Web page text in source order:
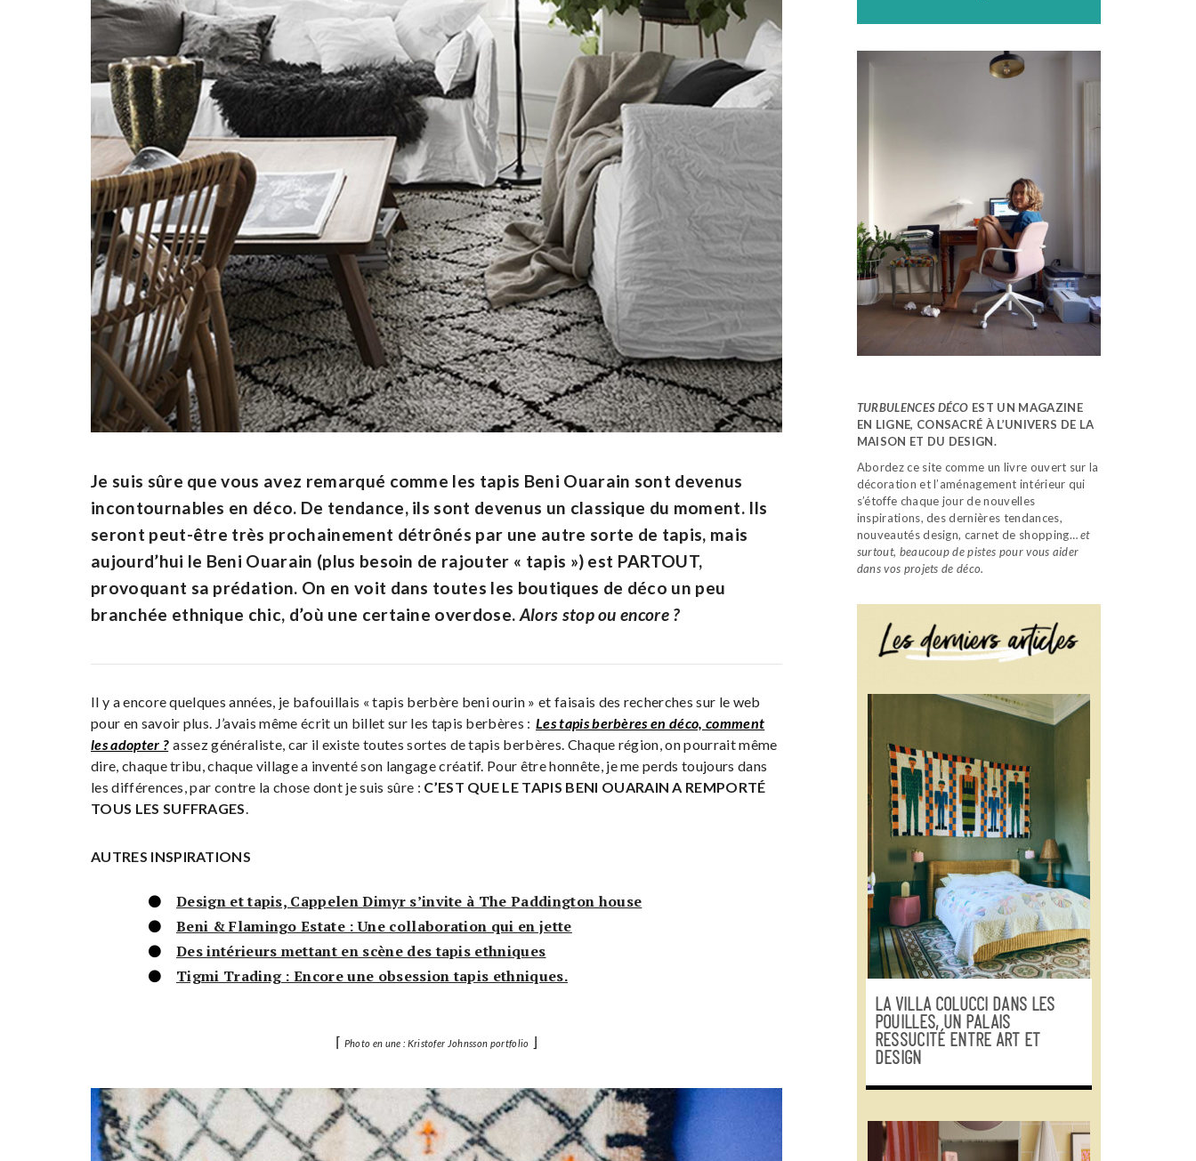
Je suis sûre que vous avez remarqué comme les tapis Beni Ouarain sont devenus
incontournables en déco. De tendance, ils sont devenus un classique du moment. Ils
seront peut-être très prochainement détrônés par une autre sorte de tapis, mais
aujourd’hui le Beni Ouarain (plus besoin de rajouter « tapis ») est PARTOUT,
provoquant sa prédation. On en voit dans toutes les boutiques de déco un peu
branchée ethnique chic, d’où une certaine overdose. Alors stop ou encore ?
Il y a encore quelques années, je bafouillais « tapis berbère beni ourin » et faisais des recherches sur le web
pour en savoir plus. J’avais même écrit un billet sur les tapis berbères : Les tapis berbères en déco, comment
les adopter ? assez généraliste, car il existe toutes sortes de tapis berbères. Chaque région, on pourrait même
dire, chaque tribu, chaque village a inventé son langage créatif. Pour être honnête, je me perds toujours dans
les différences, par contre la chose dont je suis sûre : C’EST QUE LE TAPIS BENI OUARAIN A REMPORTÉ
TOUS LES SUFFRAGES.
AUTRES INSPIRATIONS
Design et tapis, Cappelen Dimyr s’invite à The Paddington house
Beni & Flamingo Estate : Une collaboration qui en jette
Des intérieurs mettant en scène des tapis ethniques
Tigmi Trading : Encore une obsession tapis ethniques.
⌈ Photo en une : Kristofer Johnsson portfolio ⌋
TURBULENCES DÉCO EST UN MAGAZINE
EN LIGNE, CONSACRÉ À L’UNIVERS DE LA
MAISON ET DU DESIGN.
Abordez ce site comme un livre ouvert sur la
décoration et l’aménagement intérieur qui
s’étoffe chaque jour de nouvelles
inspirations, des dernières tendances,
nouveautés design, carnet de shopping…et
surtout, beaucoup de pistes pour vous aider
dans vos projets de déco.
LA VILLA COLUCCI DANS LES
POUILLES, UN PALAIS
RESSUCITÉ ENTRE ART ET
DESIGN